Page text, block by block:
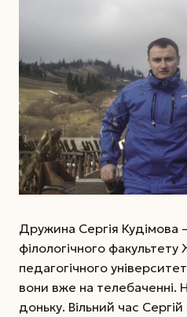
Дружина Сергія Кудімова
філологічного
педагогічного
вони вже на телебаченні.
доньку. Вільний час